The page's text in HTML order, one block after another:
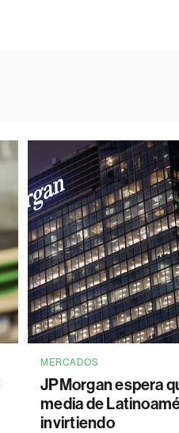
MERCADOS
JPMorgan espera
media de
invirtiendo